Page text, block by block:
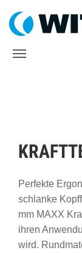
Perfekte
schlanke
mm MAXX
ihren
wird.